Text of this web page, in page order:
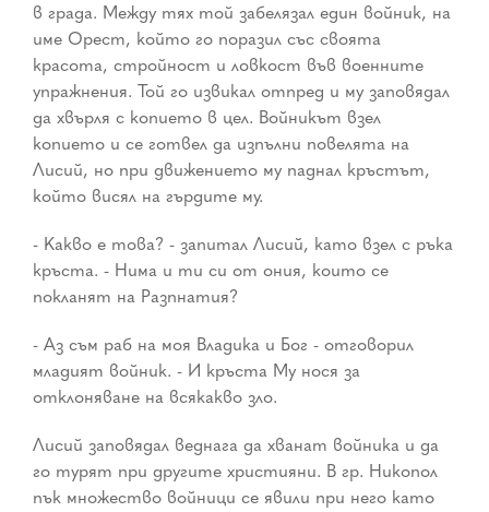
в града. Между тях той забелязал един войник, на
име Орест, който го поразил със своята
красота, стройност и ловкост във военните
упражнения. Той го извикал отпред и му заповядал
да хвърля с копието в цел. Войникът взел
копието и се готвел да изпълни повелята на
Лисий, но при движението му паднал кръстът,
който висял на гърдите му.
- Какво е това? - запитал Лисий, като взел с ръка
кръста. - Нима и ти си от ония, които се
покланят на Разпнатия?
- Аз съм раб на моя Владика и Бог - отговорил
младият войник. - И кръста Му нося за
отклоняване на всякакво зло.
Лисий заповядал веднага да хванат войника и да
го турят при другите християни. В гр. Никопол
пък множество войници се явили при него като